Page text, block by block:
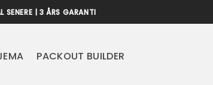
SENERE | 3 ÅRS GARANTI
PACKOUT BUILDER